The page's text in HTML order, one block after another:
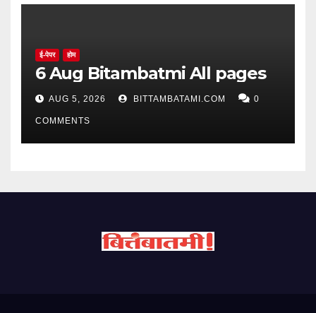
ई-पेपर होम
6 Aug Bitambatmi All pages
AUG 5, 2026 BITTAMBATAMI.COM 0
COMMENTS